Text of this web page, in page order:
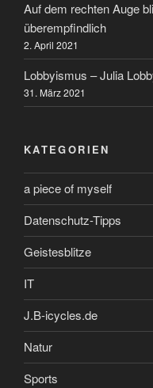
Auf dem rechten Auge
überempfindlich
2. April 2021
Lobbyismus – Julia
31. März 2021
KATEGORIEN
a piece of myself
Datenschutz-Tipps
Geistesblitze
IT
J.B-icycles.de
Natur
Sports